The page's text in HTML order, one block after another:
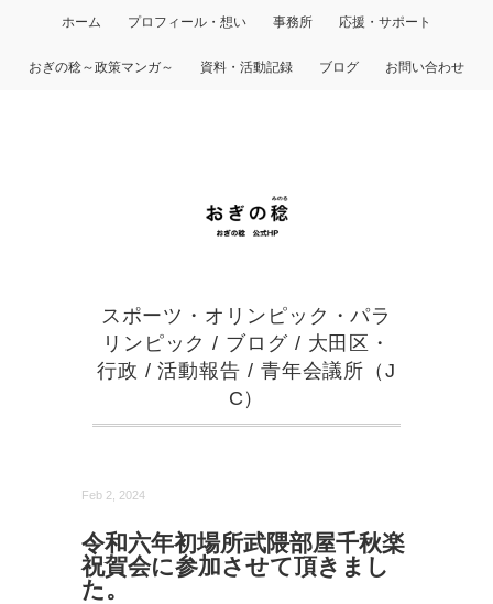
ホーム プロフィール・想い 事務所 応援・サポート
おぎの稔～政策マンガ～ 資料・活動記録 ブログ お問い合わせ
スポーツ・オリンピック・パラ
リンピック / ブログ/ 大田区・
行政 /活動報告 / 青年会議所（J
C）
Feb 2, 2024
令和六年初場所武隈部屋千秋楽
祝賀会に参加させて頂きまし
た。